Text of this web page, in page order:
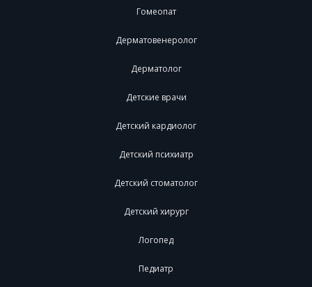
Гомеопат
Дерматовенеролог
Дерматолог
Детские врачи
Детский кардиолог
Детский психиатр
Детский стоматолог
Детский хирург
Логопед
Педиатр